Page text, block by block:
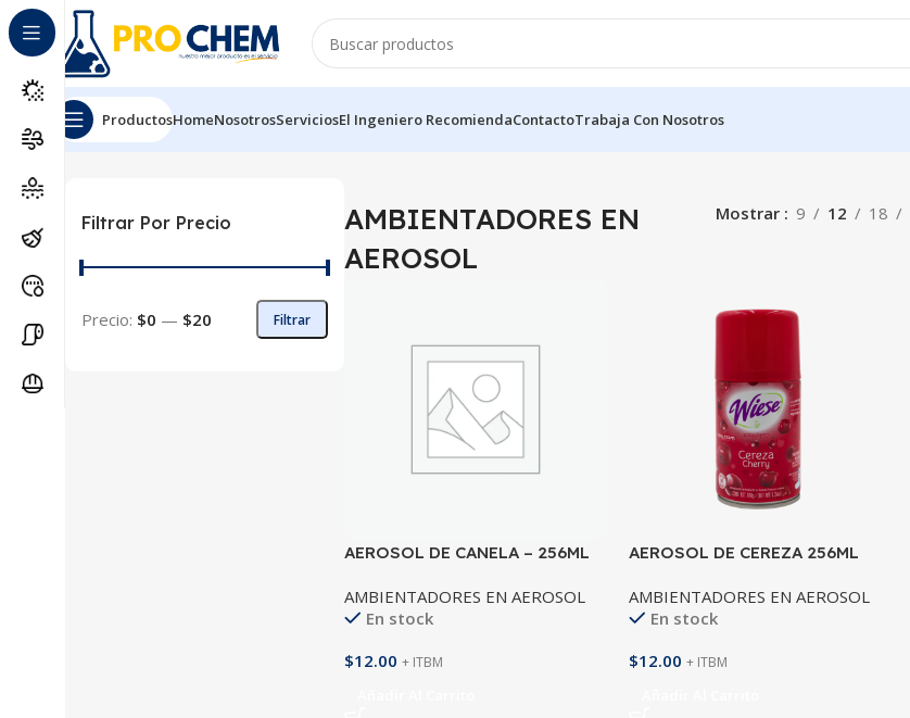
ProductosHomeNosotrosServiciosEl Ingeniero RecomiendaContactoTrabaja Con Nosotros
Inicio AROMATIZANTE Y CONTROL DE OLOR
Filtrar Por Precio
Filtrar
Precio: $0 — $20
AMBIENTADORES EN
AEROSOL
Mostrar 9 12 18
AEROSOL DE CANELA – 256ML
AMBIENTADORES EN AEROSOL
En stock
$12.00 + ITBM
AEROSOL DE CEREZA 256ML
AMBIENTADORES EN AEROSOL
En stock
$12.00 + ITBM